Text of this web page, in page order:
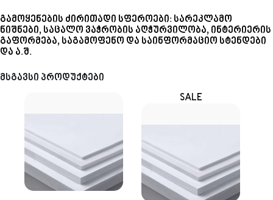
გამოყენების ძირითადი სფეროები: სარეკლამო
ნიშნები, საცალო ვაჭრობის აღჭურვილობა, ინტერიერის
გაფორმება, საგამოფენო და საინფორმაციო სტენდები
და ა.შ.
მსგავსი პროდუქტები
SALE